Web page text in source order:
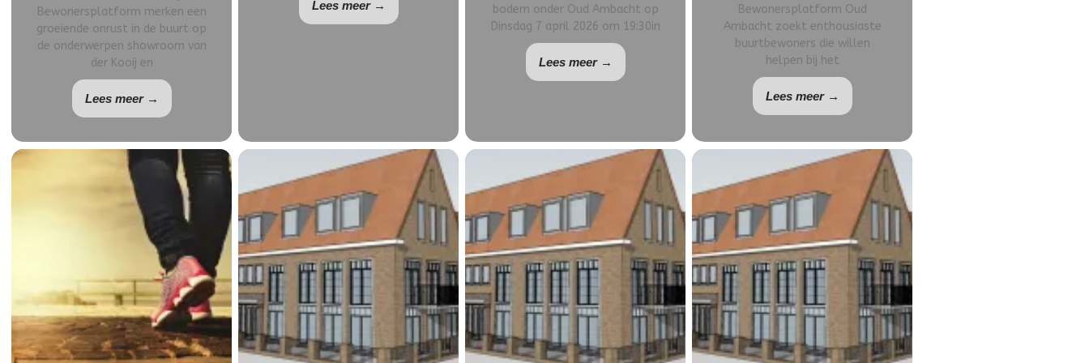
Bewonersplatform merken een
groeiende onrust in de buurt op
de onderwerpen showroom van
der Kooij en
Lees meer →
Lees meer →
bodem onder Oud Ambacht op
Dinsdag 7 april 2026 om 19:30in
Lees meer →
Bewonersplatform Oud
Ambacht zoekt enthousiaste
buurtbewoners die willen
helpen bij het
Lees meer →